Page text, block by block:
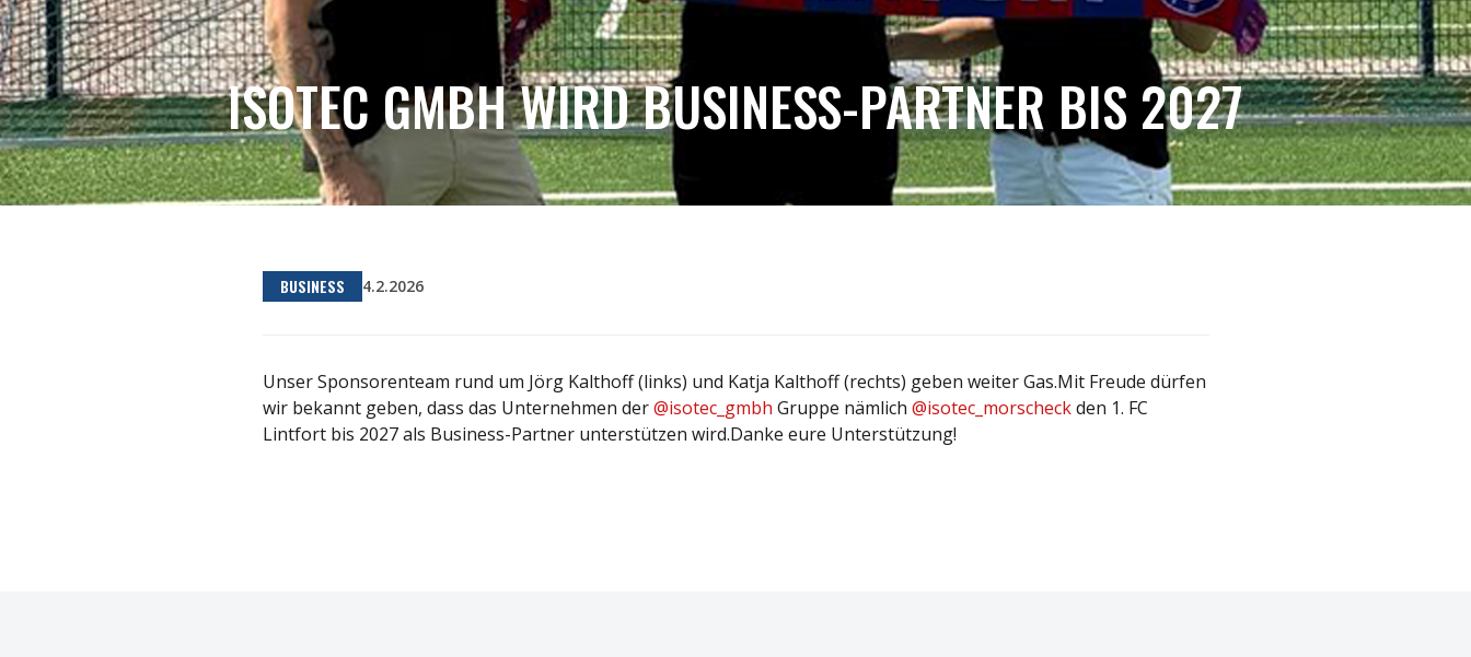
ISOTEC GMBH WIRD BUSINESS-PARTNER BIS 2027
BUSINESS 4.2.2026
Unser Sponsorenteam rund um Jörg Kalthoff (links) und Katja Kalthoff (rechts) geben weiter Gas.Mit Freude dürfen
wir bekannt geben, dass das Unternehmen der@isotec_gmbh Gruppe nämlich @isotec_morscheckden 1. FC
Lintfort bis 2027 als Business-Partner unterstützen wird.Danke eure Unterstützung!